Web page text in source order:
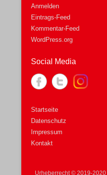
Anmelden
Eintrags-Feed
Kommentar-Feed
WordPress.org
Social Media
Startseite
Datenschutz
Impressum
Kontakt
Urheberrecht © 2019-2020